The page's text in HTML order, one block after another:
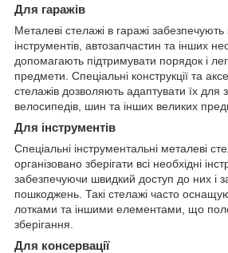
Для гаражів
Металеві стелажі в гаражі забезпечують
інструментів, автозапчастин та інших
допомагають підтримувати порядок і
предмети. Спеціальні конструкції та
стелажів дозволяють адаптувати їх для
велосипедів, шин та інших великих
Для інструментів
Спеціальні інструментальні металеві
організовано зберігати всі необхідні
забезпечуючи швидкий доступ до них і
пошкоджень. Такі стелажі часто
лотками та іншими елементами, що
зберігання.
Для консервації